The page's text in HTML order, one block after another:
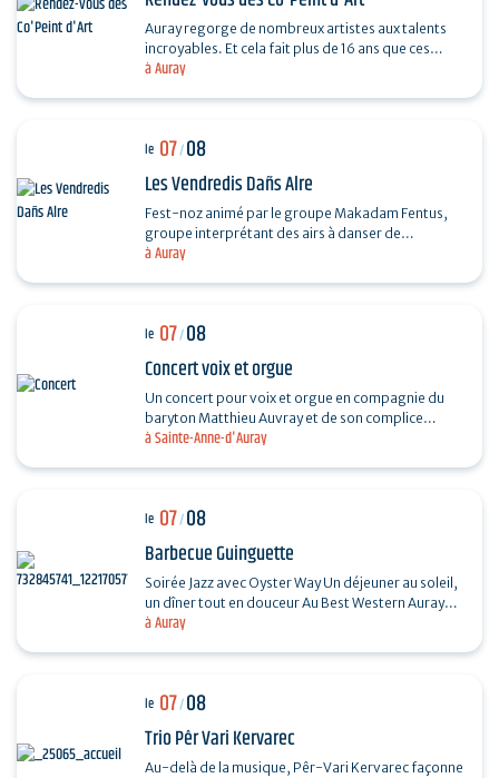
à Auray
Auray regorge de nombreux artistes aux talents
incroyables. Et cela fait plus de 16 ans que ces
derniers se réunissent tous les étés. Pour
à Auray
le 07/08
Les Vendredis Dañs Alre
Fest-noz animé par le groupe Makadam Fentus,
groupe interprétant des airs à danser de
Bretagne. Il propose des airs et des chants issus de
à Sainte-Anne-d'Auray
le 07/08
Concert voix et orgue
Un concert pour voix et orgue en compagnie du
baryton Matthieu Auvray et de son complice
Antoine Joly aux claviers, pour un moment
à Auray
le 07/08
Barbecue Guinguette
Soirée Jazz avec Oyster Way Un déjeuner au soleil,
un dîner tout en douceur Au Best Western Auray
Hôtel du Loch, la terrasse du restaurant La
le 07/08
Trio Pêr Vari Kervarec
Au-delà de la musique, Pêr-Vari Kervarec façonne